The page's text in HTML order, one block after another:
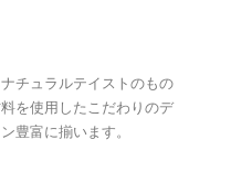
チュラルテイストのもの
を使用したこだわりのデ
豊富に揃います。